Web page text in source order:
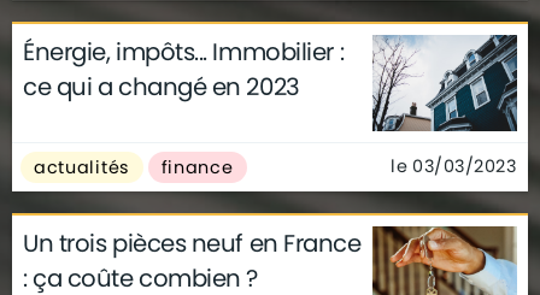
Énergie, impôts... Immobilier :
ce qui a changé en 2023
actualités finance le 03/03/2023
Un trois pièces neuf en France
: ça coûte combien ?